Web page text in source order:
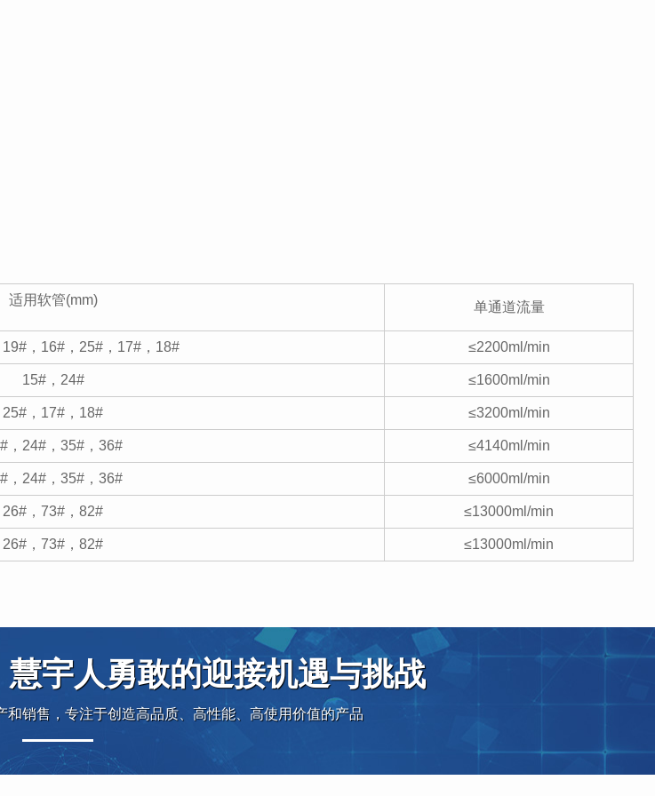
适用软管(mm) 单通道流量
，16#，25#，17#，18# ≤2200ml/min
15#，24# ≤1600ml/min
25#，17#，18# ≤3200ml/min
，24#，35#，36# ≤4140ml/min
，24#，35#，36# ≤6000ml/min
26#，73#，82# ≤13000ml/min
26#，73#，82# ≤13000ml/min
宇人勇敢的迎接机遇与挑战
销售，专注于创造高品质、高性能、高使用价值的产品